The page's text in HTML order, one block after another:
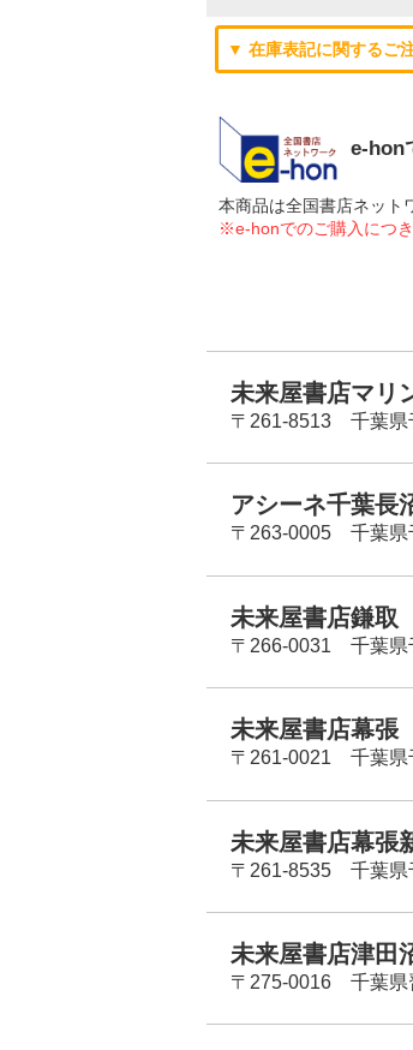
▼ 在庫表記に関するご
e-hon
本商品は全国書店ネット
※e-honでのご購入につ
未来屋書店マリ
〒261-8513 千葉県
アシーネ千葉長
〒263-0005 千葉県
未来屋書店鎌取
〒266-0031 千葉県
未来屋書店幕張
〒261-0021 千葉県
未来屋書店幕張
〒261-8535 千葉県
未来屋書店津田
〒275-0016 千葉県